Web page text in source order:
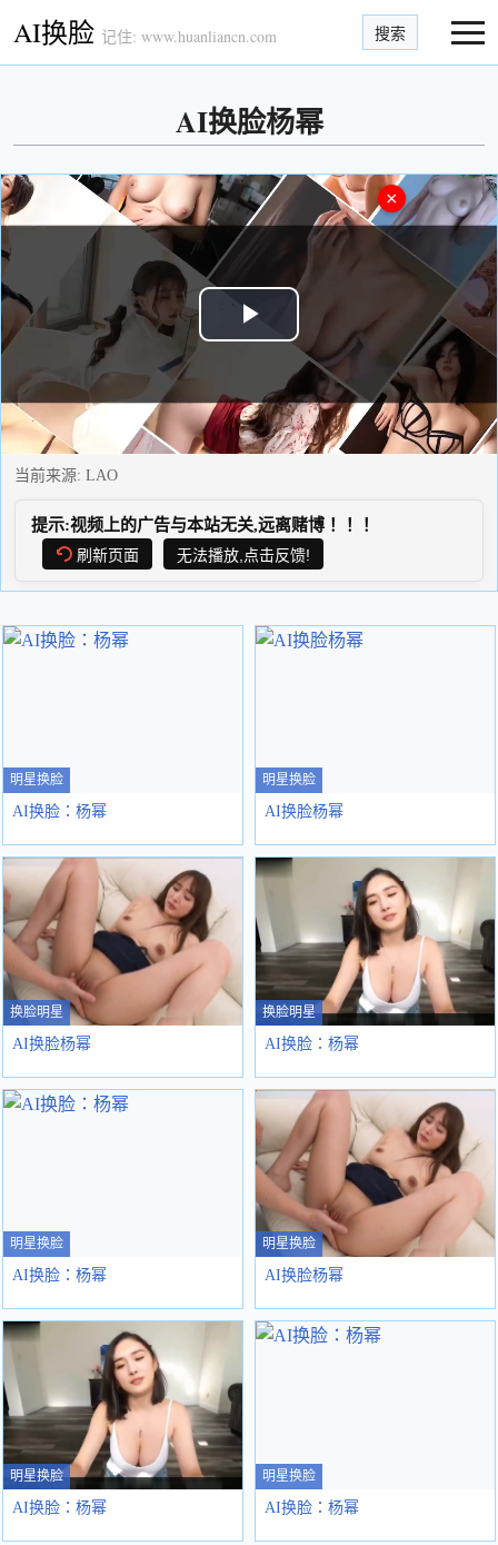
AI换脸 记住: www.huanliancn.com 搜索
AI换脸杨幂
Play
Video
×
当前来源: LAO
提示:视频上的广告与本站无关,远离赌博！！！
刷新页面
无法播放,点击反馈!
明星换脸
AI换脸：杨幂
明星换脸
AI换脸杨幂
换脸明星
AI换脸杨幂
换脸明星
AI换脸：杨幂
明星换脸
AI换脸：杨幂
明星换脸
AI换脸杨幂
明星换脸
AI换脸：杨幂
明星换脸
AI换脸：杨幂